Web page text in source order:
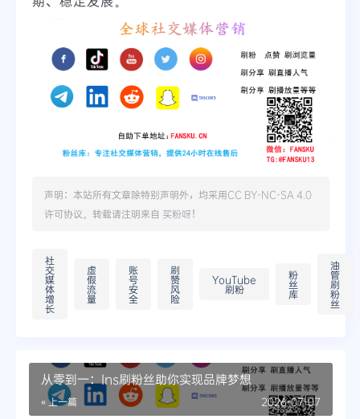
声明：本站所有文章除特别声明外，均采用CC BY-NC-SA 4.0
许可协议。转载请注明来自 买粉呀！
社
交
媒
体
增
长
虚
假
流
量
账
号
安
全
刷
赞
风
险
YouTube
刷粉
粉
丝
库
油
管
刷
粉
丝
从零到一：Ins刷粉丝助你实现品牌梦想
« 上一篇 2026-07-07